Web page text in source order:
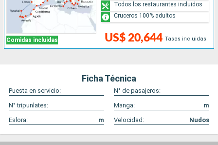
Comidas incluidas US$ 20,644 Tasas incluidas
Todos los restaurantes incluidos
Cruceros 100% adultos
Ficha Técnica
Puesta en servicio:
N° de pasajeros:
N° tripunlates:
Manga:
m
Eslora:
m Velocidad: Nudos